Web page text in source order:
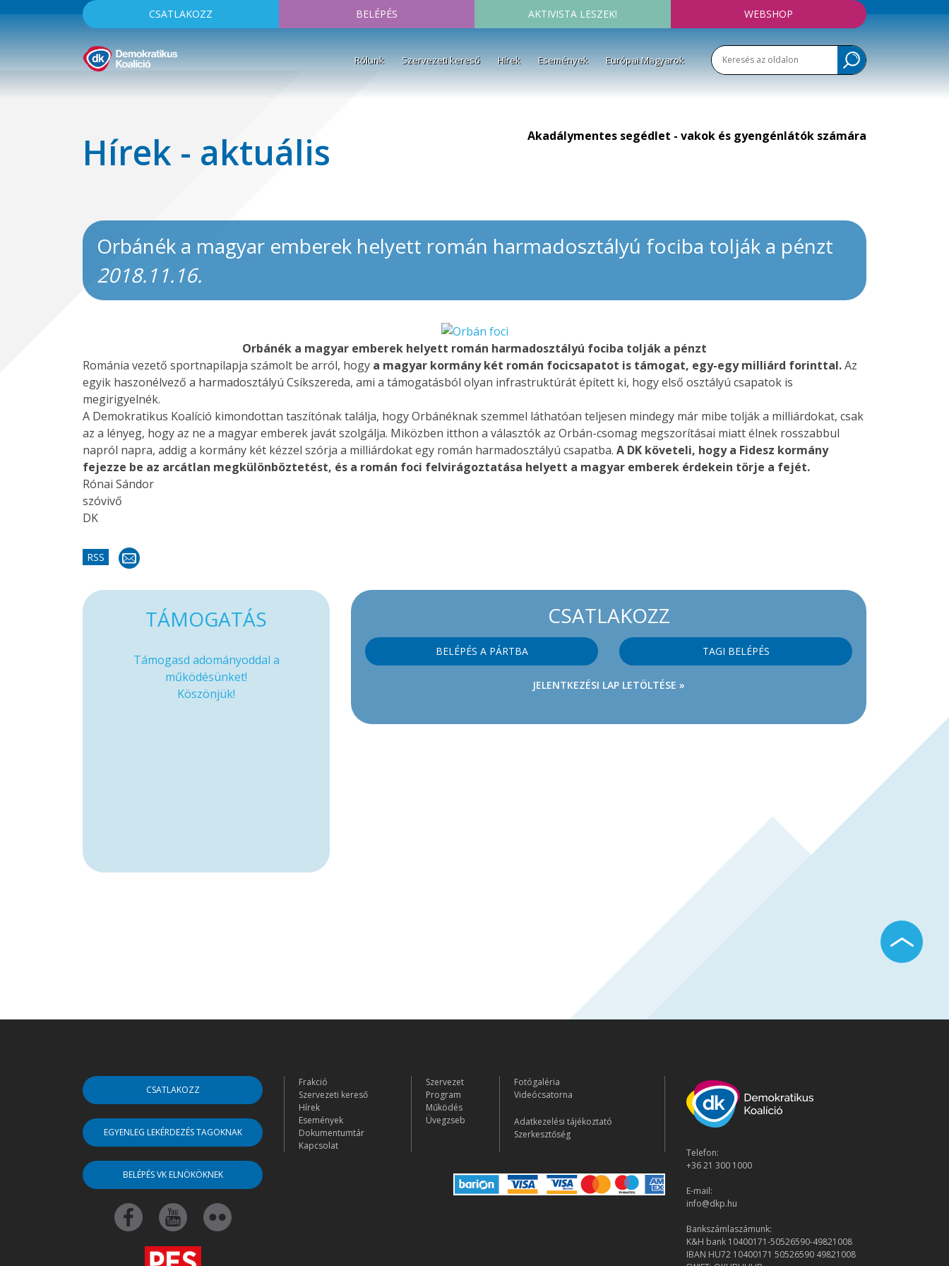
CSATLAKOZZ BELÉPÉS AKTIVISTA LESZEK! WEBSHOP
Rólunk Szervezeti kereső Hírek Események Európai Magyarok
Hírek - aktuális Akadálymentes segédlet - vakok és gyengénlátók számára
Orbánék a magyar emberek helyett román harmadosztályú fociba tolják a pénzt
2018.11.16.
Orbánék a magyar emberek helyett román harmadosztályú fociba tolják a pénzt
Románia vezető sportnapilapja számolt be arról, hogy a magyar kormány két román focicsapatot is támogat, egy-egy milliárd forinttal.Az
egyik haszonélvező a harmadosztályú Csíkszereda, ami a támogatásból olyan infrastruktúrát épített ki, hogy első osztályú csapatok is
megirigyelnék.
A Demokratikus Koalíció kimondottan taszítónak találja, hogy Orbánéknak szemmel láthatóan teljesen mindegy már mibe tolják a milliárdokat, csak
az a lényeg, hogy az ne a magyar emberek javát szolgálja. Miközben itthon a választók az Orbán-csomag megszorításai miatt élnek rosszabbul
napról napra, addig a kormány két kézzel szórja a milliárdokat egy román harmadosztályú csapatba. A DK követeli, hogy a Fidesz kormány
fejezze be az arcátlan megkülönböztetést, és a román foci felvirágoztatása helyett a magyar emberek érdekein törje a fejét.
Rónai Sándor
szóvivő
DK
RSS
CSATLAKOZZ
BELÉPÉS A PÁRTBA TAGI BELÉPÉS
JELENTKEZÉSI LAP LETÖLTÉSE »
TÁMOGATÁS
Támogasd adományoddal a
működésünket!
Köszönjük!
CSATLAKOZZ
EGYENLEG LEKÉRDEZÉS TAGOKNAK
BELÉPÉS VK ELNÖKÖKNEK
Frakció
Szervezeti kereső
Hírek
Események
Dokumentumtár
Kapcsolat
Szervezet
Program
Működés
Üvegzseb
Fotógaléria
Videócsatorna
Adatkezelési tájékoztató
Szerkesztőség
Telefon:
+36 21 300 1000
E-mail:
info@dkp.hu
Bankszámlaszámunk:
K&H bank 10400171-50526590-49821008
IBAN HU72 10400171 50526590 49821008